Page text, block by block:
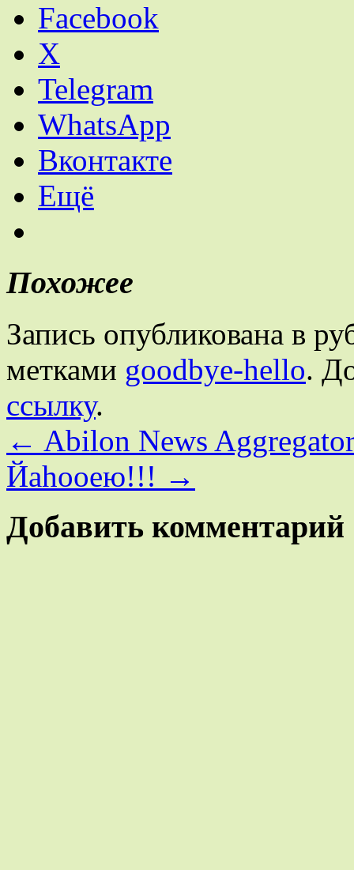
Facebook
X
Telegram
WhatsApp
Вконтакте
Ещё
Похожее
Запись опубликована в
метками goodbye-hello.
ссылку.
← Abilon News
Йаhooею!!! →
Добавить комментарий